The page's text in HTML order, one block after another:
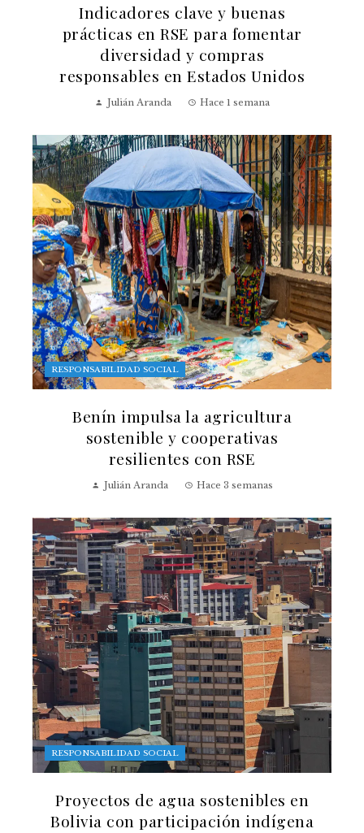
Indicadores clave y buenas
prácticas en RSE para fomentar
diversidad y compras
responsables en Estados Unidos
Julián Aranda Hace 1 semana
RESPONSABILIDAD SOCIAL
Benín impulsa la agricultura
sostenible y cooperativas
resilientes con RSE
Julián Aranda Hace 3 semanas
RESPONSABILIDAD SOCIAL
Proyectos de agua sostenibles en
Bolivia con participación indígena